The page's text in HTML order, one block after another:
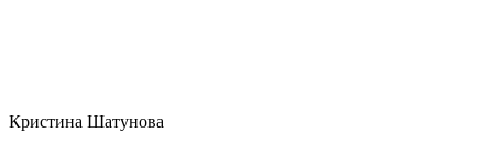
Кристина Шатунова